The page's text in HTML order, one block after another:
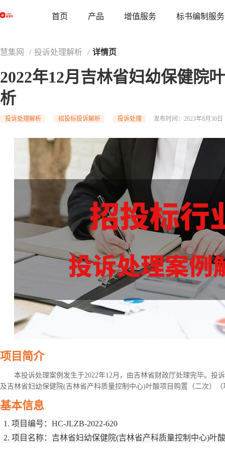
首页 产品 增值服务 标书编制服务
慧集网 / 投诉处理解析 / 详情页
2022年12月吉林省妇幼保健院
析
投诉处理解析 招投标投诉解析 投诉处理 发布时间：2023年8月30日
项目简介
本投诉处理案例发生于2022年12月，由吉林省财政厅处理完毕。投
及吉林省妇幼保健院(吉林省产科质量控制中心)叶酸项目购置（二次）（
基本信息
项目编号：HC-JLZB-2022-620
项目名称：吉林省妇幼保健院(吉林省产科质量控制中心)叶